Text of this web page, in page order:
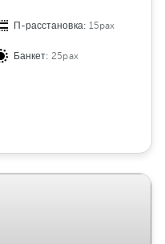
П-расстановка: 15pax
Банкет:25pax